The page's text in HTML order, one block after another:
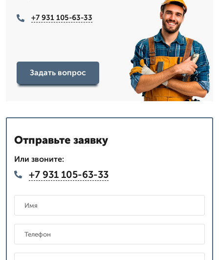
+7 931 105-63-33
Задать вопрос
Отправьте заявку
Или звоните:
+7 931 105-63-33